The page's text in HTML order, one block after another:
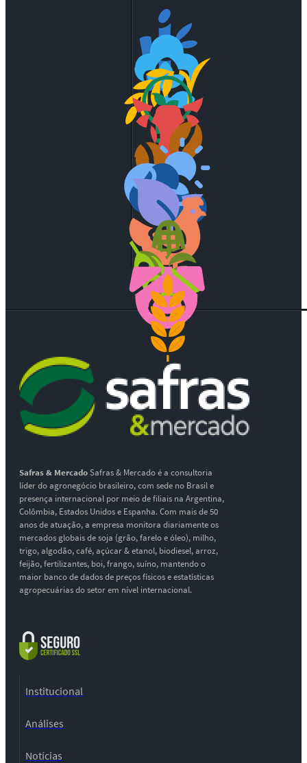
Safras & MercadoSafras & Mercado é a consultoria
líder do agronegócio brasileiro, com sede no Brasil e
presença internacional por meio de filiais na Argentina,
Colômbia, Estados Unidos e Espanha. Com mais de 50
anos de atuação, a empresa monitora diariamente os
mercados globais de soja (grão, farelo e óleo), milho,
trigo, algodão, café, açúcar & etanol, biodiesel, arroz,
feijão, fertilizantes, boi, frango, suíno, mantendo o
maior banco de dados de preços físicos e estatísticas
agropecuárias do setor em nível internacional.
Institucional
Análises
Notícias